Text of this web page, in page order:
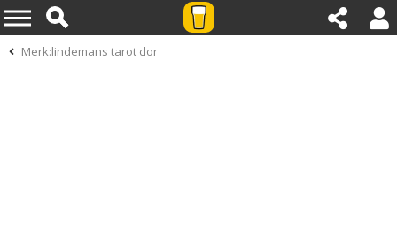
Merk:lindemans tarot dor